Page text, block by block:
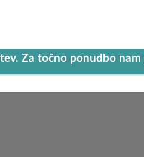
Za točno ponudbo